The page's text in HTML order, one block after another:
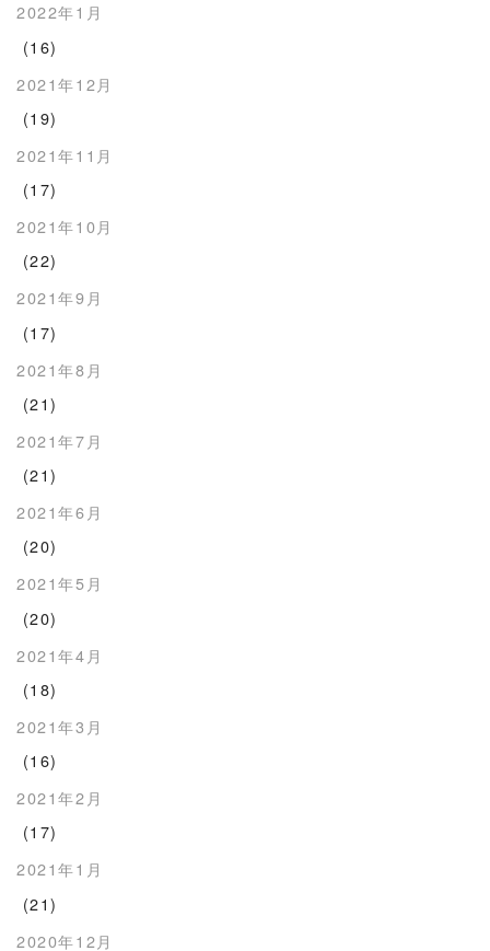
2022年1月
(16)
2021年12月
(19)
2021年11月
(17)
2021年10月
(22)
2021年9月
(17)
2021年8月
(21)
2021年7月
(21)
2021年6月
(20)
2021年5月
(20)
2021年4月
(18)
2021年3月
(16)
2021年2月
(17)
2021年1月
(21)
2020年12月